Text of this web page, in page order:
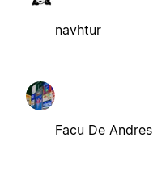
navhtur
Facu De Andres